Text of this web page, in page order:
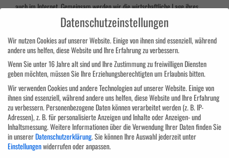
auch im Internet. Gemeinsam werden wir die wirtschaftliche Lage ihres
Unternehmens genauer betrachten und individuelle Fragen können geklärt
werden. Ebenfalls werden persönliche Stärken, aber auch Schwächen
analysiert und deren Einfluss auf den Erfolg oder Misserfolgs des
Unternehmens. Dadurch gewinnen Sie ein echtes Bild der aktuellen Situation
und realistische Zukunftschancen. Hierbei werden unter anderem folgendem
Ding geklärt:
Chancen unter den aktuellen Bedingungen am markt
Neue Kundengruppen erschließen
Einzigartigkeit des Unternehmens
Persönliche/finanzielle Kapazitäten für diese Krise
Datenschutzeinstellungen
Wir nutzen Cookies auf unserer Website. Einige von ihnen sind essenziell, während
andere uns helfen, diese Website und Ihre Erfahrung zu verbessern.
Wenn Sie unter 16 Jahre alt sind und Ihre Zustimmung zu freiwilligen Diensten
geben möchten, müssen Sie Ihre Erziehungsberechtigten um Erlaubnis bitten.
Wir verwenden Cookies und andere Technologien auf unserer Website. Einige von
ihnen sind essenziell, während andere uns helfen, diese Website und Ihre Erfahrung
zu verbessern. Personenbezogene Daten können verarbeitet werden (z. B. IP-
Adressen), z. B. für personalisierte Anzeigen und Inhalte oder Anzeigen- und
Inhaltsmessung.Weitere Informationen über die Verwendung Ihrer Daten finden Sie
in unsererDatenschutzerklärung.Sie können Ihre Auswahl jederzeit unter
Einstellungenwiderrufen oder anpassen.